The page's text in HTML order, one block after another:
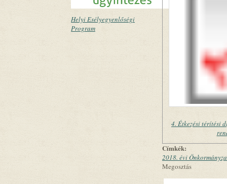
Helyi Esélyegyenlőségi
Program
4. Étkezési térítési
Címkék:
2018. évi
Megosztás